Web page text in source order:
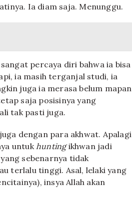
Ia diam saja. Menunggu.
percaya diri bahwa ia bisa
ia masih terganjal studi, ia
juga ia merasa belum mapan
saja posisinya yang
tak pasti juga.
dengan para akhwat. Apalagi
untuk huntingikhwan jadi
sebenarnya tidak
terlalu tinggi. Asal, lelaki yang
insya Allah akan